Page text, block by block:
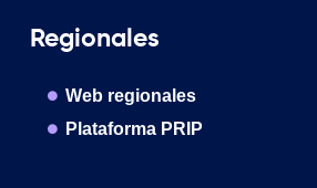
Regionales
Web regionales
Plataforma PRIP